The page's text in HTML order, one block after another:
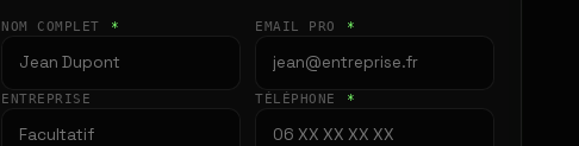
NOM COMPLET * EMAIL PRO *
ENTREPRISE TÉLÉPHONE *